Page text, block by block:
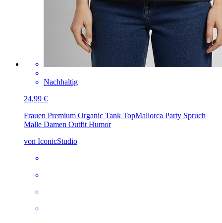
Nachhaltig
24,99 €
Frauen Premium Organic Tank TopMallorca Party Spruch
Malle Damen Outfit Humor
von IconicStudio